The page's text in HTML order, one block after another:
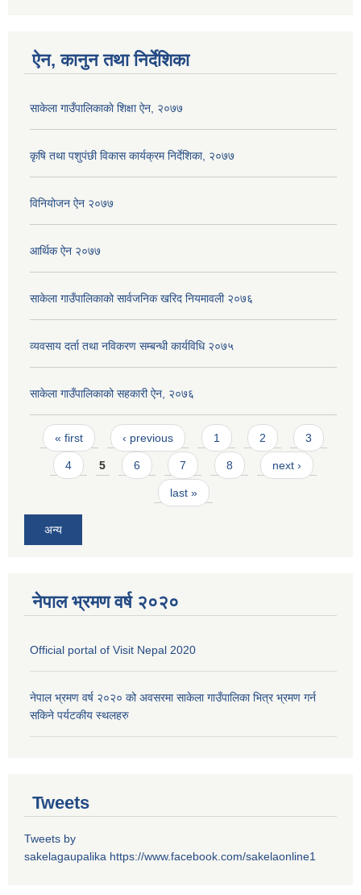
ऐन, कानुन तथा निर्देशिका
साकेला गाउँपालिकाकाे शिक्षा ऐन, २०७७
कृषि तथा पशुपंछी विकास कार्यक्रम निर्देशिका, २०७७
विनियोजन ऐन २०७७
आर्थिक ऐन २०७७
साकेला गाउँपालिकाको सार्वजनिक खरिद नियमावली २०७६
व्यवसाय दर्ता तथा नविकरण सम्बन्धी कार्यविधि २०७५
साकेला गाउँपालिकाको सहकारी ऐन, २०७६
Pages
« first ‹ previous 1 2 3
4 5 6 7 8 next ›
last »
अन्य
नेपाल भ्रमण वर्ष २०२०
Official portal of Visit Nepal 2020
नेपाल भ्रमण वर्ष २०२० को अवसरमा साकेला गाउँपालिका भित्र भ्रमण गर्न
सकिने पर्यटकीय स्थलहरु
Tweets
Tweets by
sakelagaupalika https://www.facebook.com/sakelaonline1